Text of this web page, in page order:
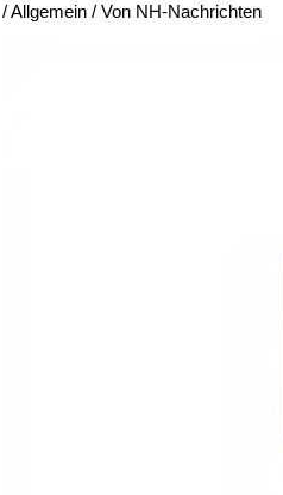
/Allgemein / Von NH-Nachrichten